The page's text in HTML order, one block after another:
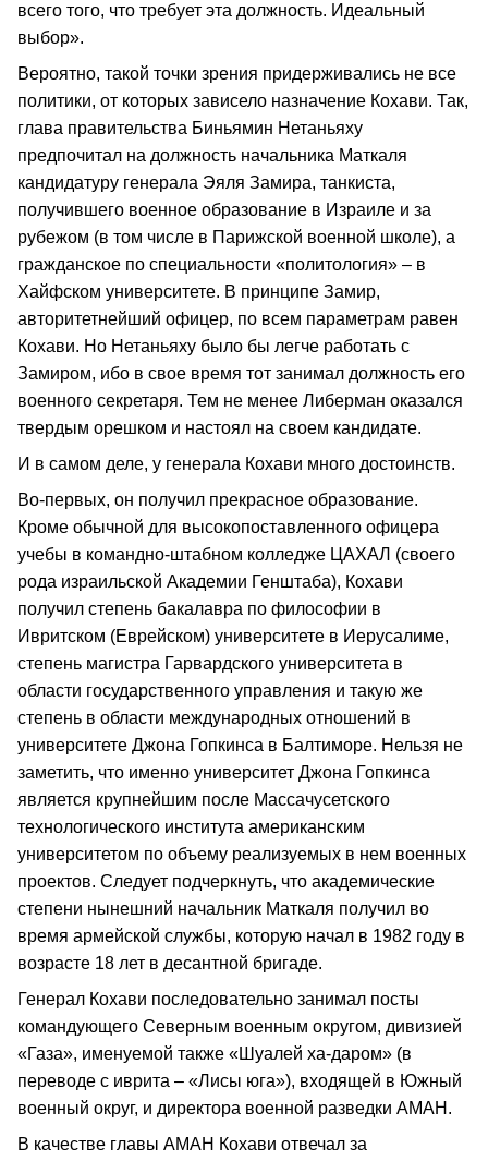
всего того, что требует эта должность. Идеальный
выбор».
Вероятно, такой точки зрения придерживались не все
политики, от которых зависело назначение Кохави. Так,
глава правительства Биньямин Нетаньяху
предпочитал на должность начальника Маткаля
кандидатуру генерала Эяля Замира, танкиста,
получившего военное образование в Израиле и за
рубежом (в том числе в Парижской военной школе), а
гражданское по специальности «политология» – в
Хайфском университете. В принципе Замир,
авторитетнейший офицер, по всем параметрам равен
Кохави. Но Нетаньяху было бы легче работать с
Замиром, ибо в свое время тот занимал должность его
военного секретаря. Тем не менее Либерман оказался
твердым орешком и настоял на своем кандидате.
И в самом деле, у генерала Кохави много достоинств.
Во-первых, он получил прекрасное образование.
Кроме обычной для высокопоставленного офицера
учебы в командно-штабном колледже ЦАХАЛ (своего
рода израильской Академии Генштаба), Кохави
получил степень бакалавра по философии в
Ивритском (Еврейском) университете в Иерусалиме,
степень магистра Гарвардского университета в
области государственного управления и такую же
степень в области международных отношений в
университете Джона Гопкинса в Балтиморе. Нельзя не
заметить, что именно университет Джона Гопкинса
является крупнейшим после Массачусетского
технологического института американским
университетом по объему реализуемых в нем военных
проектов. Следует подчеркнуть, что академические
степени нынешний начальник Маткаля получил во
время армейской службы, которую начал в 1982 году в
возрасте 18 лет в десантной бригаде.
Генерал Кохави последовательно занимал посты
командующего Северным военным округом, дивизией
«Газа», именуемой также «Шуалей ха-даром» (в
переводе с иврита – «Лисы юга»), входящей в Южный
военный округ, и директора военной разведки АМАН.
В качестве главы АМАН Кохави отвечал за